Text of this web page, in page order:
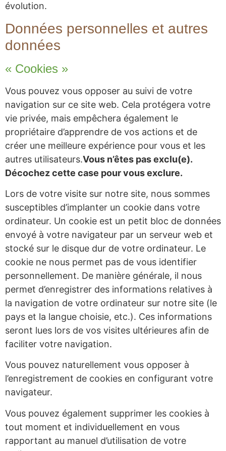
évolution.
Données personnelles et autres
données
« Cookies »
Vous pouvez vous opposer au suivi de votre
navigation sur ce site web. Cela protégera votre
vie privée, mais empêchera également le
propriétaire d’apprendre de vos actions et de
créer une meilleure expérience pour vous et les
autres utilisateurs.Vous n’êtes pas exclu(e).
Décochez cette case pour vous exclure.
Lors de votre visite sur notre site, nous sommes
susceptibles d’implanter un cookie dans votre
ordinateur. Un cookie est un petit bloc de données
envoyé à votre navigateur par un serveur web et
stocké sur le disque dur de votre ordinateur. Le
cookie ne nous permet pas de vous identifier
personnellement. De manière générale, il nous
permet d’enregistrer des informations relatives à
la navigation de votre ordinateur sur notre site (le
pays et la langue choisie, etc.). Ces informations
seront lues lors de vos visites ultérieures afin de
faciliter votre navigation.
Vous pouvez naturellement vous opposer à
l’enregistrement de cookies en configurant votre
navigateur.
Vous pouvez également supprimer les cookies à
tout moment et individuellement en vous
rapportant au manuel d’utilisation de votre